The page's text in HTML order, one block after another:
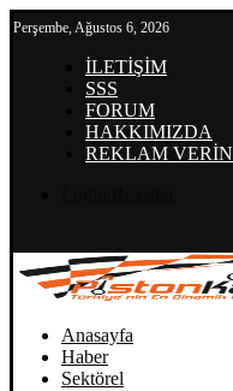
Perşembe, Ağustos 6, 2026
İLETİŞİM
SSS
FORUM
HAKKIMIZDA
REKLAM VERİN
Anasayfa
Haber
Sektörel